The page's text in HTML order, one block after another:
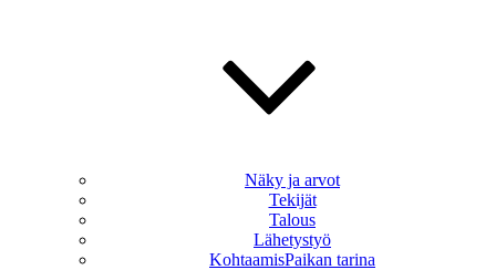
Näky ja arvot
Tekijät
Talous
Lähetystyö
KohtaamisPaikan tarina